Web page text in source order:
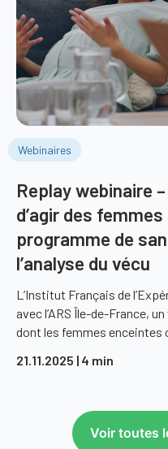
Webinaires
Replay webinaire
d’agir des
programme de
l’analyse du vécu
L’Institut Français de
avec l’ARS Île-de-France,
dont les femmes enceintes
21.11.2025 | 4 min
Voir toutes